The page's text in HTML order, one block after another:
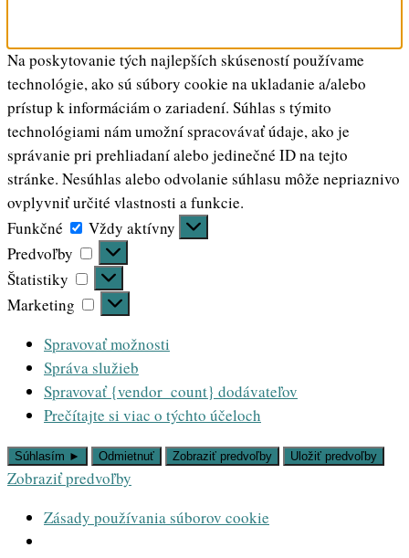
Na poskytovanie tých najlepších skúseností používame
technológie, ako sú súbory cookie na ukladanie a/alebo
prístup k informáciám o zariadení. Súhlas s týmito
technológiami nám umožní spracovávať údaje, ako je
správanie pri prehliadaní alebo jedinečné ID na tejto
stránke. Nesúhlas alebo odvolanie súhlasu môže nepriaznivo
ovplyvniť určité vlastnosti a funkcie.
Funkčné
Funkčné
Vždy aktívny
Predvoľby
Predvoľby
Štatistiky
Štatistiky
Marketing
Marketing
Spravovať možnosti
Správa služieb
Spravovať {vendor_count} dodávateľov
Prečítajte si viac o týchto účeloch
Súhlasím ► Odmietnuť Zobraziť predvoľby Uložiť predvoľby
Zobraziť predvoľby
Zásady používania súborov cookie